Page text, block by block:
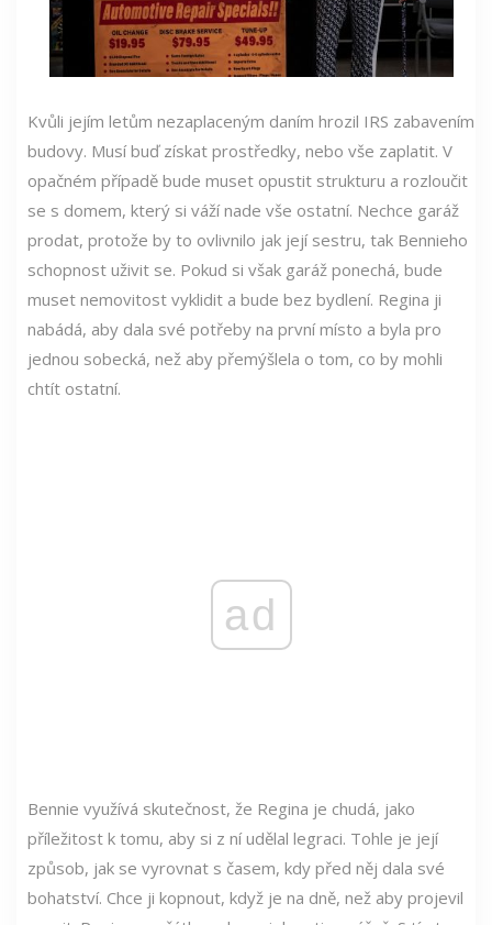
Kvůli jejím letům nezaplaceným daním hrozil IRS zabavením
budovy. Musí buď získat prostředky, nebo vše zaplatit. V
opačném případě bude muset opustit strukturu a rozloučit
se s domem, který si váží nade vše ostatní. Nechce garáž
prodat, protože by to ovlivnilo jak její sestru, tak Bennieho
schopnost uživit se. Pokud si však garáž ponechá, bude
muset nemovitost vyklidit a bude bez bydlení. Regina ji
nabádá, aby dala své potřeby na první místo a byla pro
jednou sobecká, než aby přemýšlela o tom, co by mohli
chtít ostatní.
ad
Bennie využívá skutečnost, že Regina je chudá, jako
příležitost k tomu, aby si z ní udělal legraci. Tohle je její
způsob, jak se vyrovnat s časem, kdy před něj dala své
bohatství. Chce ji kopnout, když je na dně, než aby projevil